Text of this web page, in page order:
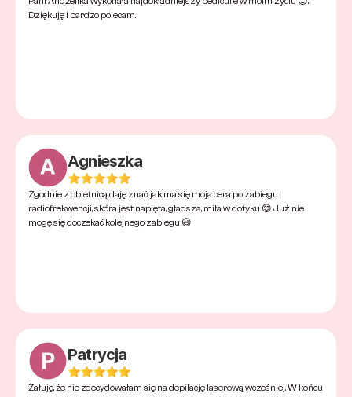
Dziękuję i bardzo polecam.
Agnieszka
Zgodnie z obietnicą daję znać, jak ma się moja cera po zabiegu
radiofrekwencji, skóra jest napięta, gładsza, miła w dotyku 😊 Już nie
mogę się doczekać kolejnego zabiegu 😃
Patrycja
Żałuję, że nie zdecydowałam się na depilację laserową wcześniej. W końcu